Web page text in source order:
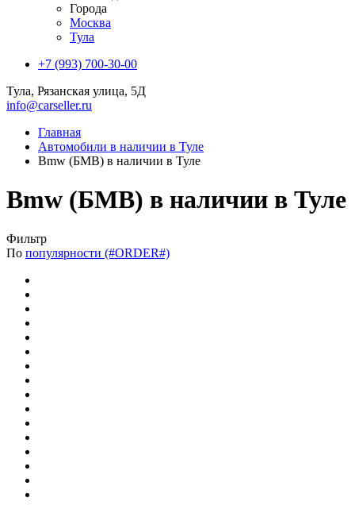
Города
Москва
Тула
+7 (993) 700-30-00
Тула, Рязанская улица, 5Д
info@carseller.ru
Главная
Автомобили в наличии в Туле
Bmw (БМВ) в наличии в Туле
Bmw (БМВ) в наличии в Туле
Фильтр
По популярности (#ORDER#)